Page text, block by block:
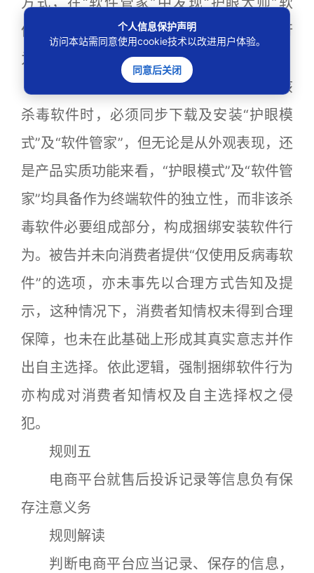
件，原告据此认为被告存在捆绑安装软件行
为，遂诉至法院。
法院经审理认为，消费者在选择下载该
杀毒软件时，必须同步下载及安装“护眼模
式”及“软件管家”，但无论是从外观表现，还
是产品实质功能来看，“护眼模式”及“软件管
家”均具备作为终端软件的独立性，而非该杀
毒软件必要组成部分，构成捆绑安装软件行
为。被告并未向消费者提供“仅使用反病毒软
件”的选项，亦未事先以合理方式告知及提
示，这种情况下，消费者知情权未得到合理
保障，也未在此基础上形成其真实意志并作
出自主选择。依此逻辑，强制捆绑软件行为
亦构成对消费者知情权及自主选择权之侵
犯。
规则五
电商平台就售后投诉记录等信息负有保
存注意义务
规则解读
判断电商平台应当记录、保存的信息，
个人信息保护声明
访问本站需同意使用cookie技术以改进用户体验。
同意后关闭